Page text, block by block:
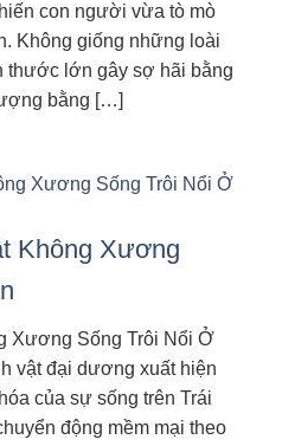
con người vừa tò mò
Không giống những loài
thước lớn gây sợ hãi bằng
bằng […]
Không Xương
Xương Sống Trôi Nổi Ở
vật đại dương xuất hiện
của sự sống trên Trái
động mềm mại theo